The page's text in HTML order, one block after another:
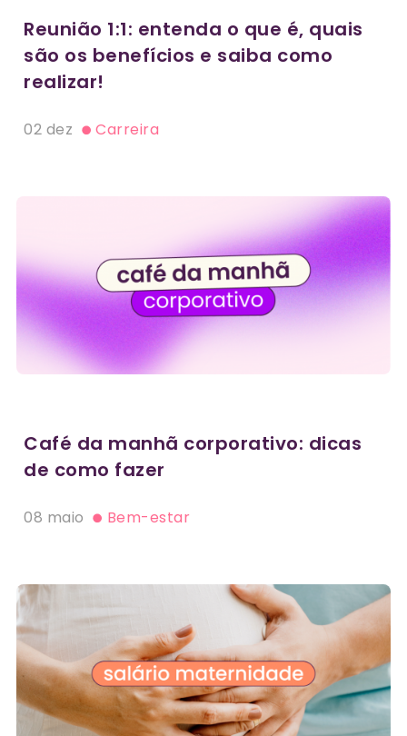
Reunião 1:1: entenda o que é, quais
são os benefícios e saiba como
realizar!
02 dez Carreira
Café da manhã corporativo: dicas
de como fazer
08 maio Bem-estar